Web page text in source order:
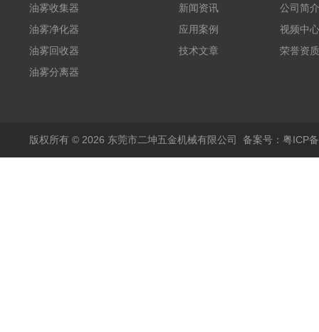
油雾收集器
油雾净化器
油雾回收器
油雾分离器
新闻资讯
应用案例
技术文章
公司简介
视频中心
荣誉资质
版权所有 © 2026 东莞市二坤五金机械有限公司 备案号：粤ICP